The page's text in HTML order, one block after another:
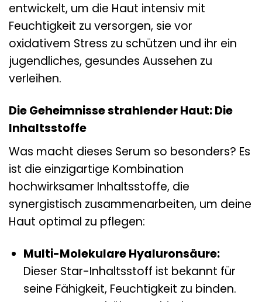
entwickelt, um die Haut intensiv mit
Feuchtigkeit zu versorgen, sie vor
oxidativem Stress zu schützen und ihr ein
jugendliches, gesundes Aussehen zu
verleihen.
Die Geheimnisse strahlender Haut: Die
Inhaltsstoffe
Was macht dieses Serum so besonders? Es
ist die einzigartige Kombination
hochwirksamer Inhaltsstoffe, die
synergistisch zusammenarbeiten, um deine
Haut optimal zu pflegen:
Multi-Molekulare Hyaluronsäure:
Dieser Star-Inhaltsstoff ist bekannt für
seine Fähigkeit, Feuchtigkeit zu binden.